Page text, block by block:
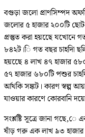
বগুড়া জলো প্রাণসিম্পদ
জলোর ৫ হাজার ২০০টি
প্রস্তুত করা হয়ছেে যখোনে
৮৪২ট।ি গত বছর চাহদিা
হয়ছেে ৪ লাখ ৪৭ হাজার
৫৭ হাজার ৬৮০টি পশুর
র্আথকি সঙ্কট। কারণ স্বল্প
যাওয়ার কারণে কোরবানি
সংশ্লষ্টি সূত্রে জানা গছে,ে
ষাঁড় গরু এক লাখ ৯৩